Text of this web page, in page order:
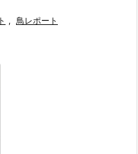
, 鳥レポート